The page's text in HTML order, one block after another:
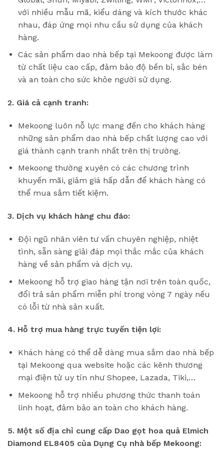
với nhiều mẫu mã, kiểu dáng và kích thước khác
nhau, đáp ứng mọi nhu cầu sử dụng của khách
hàng.
Các sản phẩm dao nhà bếp tại Mekoong được làm
từ chất liệu cao cấp, đảm bảo độ bền bỉ, sắc bén
và an toàn cho sức khỏe người sử dụng.
2. Giá cả cạnh tranh:
Mekoong luôn nỗ lực mang đến cho khách hàng
những sản phẩm dao nhà bếp chất lượng cao với
giá thành cạnh tranh nhất trên thị trường.
Mekoong thường xuyên có các chương trình
khuyến mãi, giảm giá hấp dẫn để khách hàng có
thể mua sắm tiết kiệm.
3. Dịch vụ khách hàng chu đáo:
Đội ngũ nhân viên tư vấn chuyên nghiệp, nhiệt
tình, sẵn sàng giải đáp mọi thắc mắc của khách
hàng về sản phẩm và dịch vụ.
Mekoong hỗ trợ giao hàng tận nơi trên toàn quốc,
đổi trả sản phẩm miễn phí trong vòng 7 ngày nếu
có lỗi từ nhà sản xuất.
4. Hỗ trợ mua hàng trực tuyến tiện lợi:
Khách hàng có thể dễ dàng mua sắm dao nhà bếp
tại Mekoong qua website hoặc các kênh thương
mại điện tử uy tín như Shopee, Lazada, Tiki,…
Mekoong hỗ trợ nhiều phương thức thanh toán
linh hoạt, đảm bảo an toàn cho khách hàng.
5. Một số địa chỉ cung cấp Dao gọt hoa quả Elmich
Diamond EL8405 của Dụng Cụ nhà bếp Mekoong: